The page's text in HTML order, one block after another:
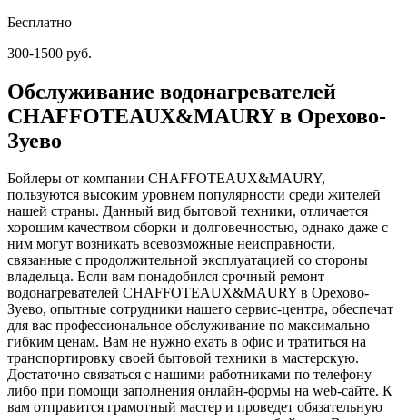
Бесплатно
300-1500 руб.
Обслуживание водонагревателей
CHAFFOTEAUX&MAURY в Орехово-
Зуево
Бойлеры от компании CHAFFOTEAUX&MAURY,
пользуются высоким уровнем популярности среди жителей
нашей страны. Данный вид бытовой техники, отличается
хорошим качеством сборки и долговечностью, однако даже с
ним могут возникать всевозможные неисправности,
связанные с продолжительной эксплуатацией со стороны
владельца. Если вам понадобился срочный ремонт
водонагревателей CHAFFOTEAUX&MAURY в Орехово-
Зуево, опытные сотрудники нашего сервис-центра, обеспечат
для вас профессиональное обслуживание по максимально
гибким ценам. Вам не нужно ехать в офис и тратиться на
транспортировку своей бытовой техники в мастерскую.
Достаточно связаться с нашими работниками по телефону
либо при помощи заполнения онлайн-формы на web-сайте. К
вам отправится грамотный мастер и проведет обязательную